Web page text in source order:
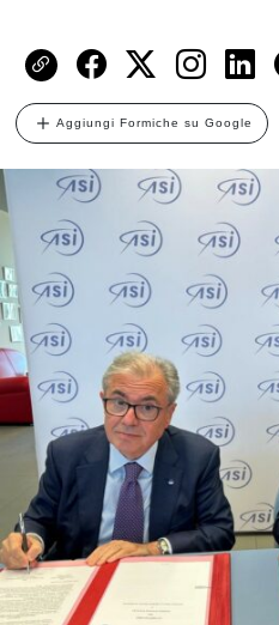
Aggiungi Formiche su Google